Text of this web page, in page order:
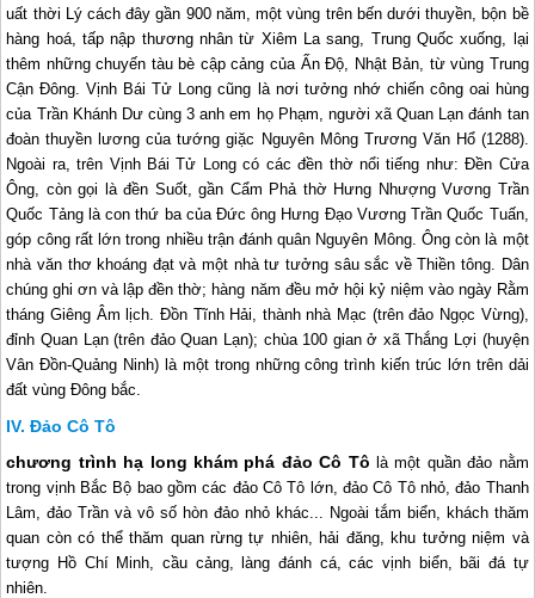
uất thời Lý cách đây gần 900 năm, một vùng trên bến dưới thuyền, bộn bề
hàng hoá, tấp nập thương nhân từ Xiêm La sang, Trung Quốc xuống, lại
thêm những chuyến tàu bè cập cảng của Ấn Độ, Nhật Bản, từ vùng Trung
Cận Đông. Vịnh Bái Tử Long cũng là nơi tưởng nhớ chiến công oai hùng
của Trần Khánh Dư cùng 3 anh em họ Phạm, người xã Quan Lạn đánh tan
đoàn thuyền lương của tướng giặc Nguyên Mông Trương Văn Hổ (1288).
Ngoài ra, trên Vịnh Bái Tử Long có các đền thờ nổi tiếng như: Đền Cửa
Ông, còn gọi là đền Suốt, gần Cẩm Phả thờ Hưng Nhượng Vương Trần
Quốc Tảng là con thứ ba của Đức ông Hưng Đạo Vương Trần Quốc Tuấn,
góp công rất lớn trong nhiều trận đánh quân Nguyên Mông. Ông còn là một
nhà văn thơ khoáng đạt và một nhà tư tưởng sâu sắc về Thiền tông. Dân
chúng ghi ơn và lập đền thờ; hàng năm đều mở hội kỷ niệm vào ngày Rằm
tháng Giêng Âm lịch. Đồn Tĩnh Hải, thành nhà Mạc (trên đảo Ngọc Vừng),
đỉnh Quan Lạn (trên đảo Quan Lạn); chùa 100 gian ở xã Thắng Lợi (huyện
Vân Đồn-Quảng Ninh) là một trong những công trình kiến trúc lớn trên dải
đất vùng Đông bắc.
Đảo Cô Tô
chương trình hạ long khám phá đảo Cô Tô là một quần đảo nằm
trong vịnh Bắc Bộ bao gồm các đảo Cô Tô lớn, đảo Cô Tô nhỏ, đảo Thanh
Lâm, đảo Trần và vô số hòn đảo nhỏ khác... Ngoài tắm biển, khách thăm
quan còn có thể thăm quan rừng tự nhiên, hải đăng, khu tưởng niệm và
tượng Hồ Chí Minh, cầu cảng, làng đánh cá, các vịnh biển, bãi đá tự
nhiên.